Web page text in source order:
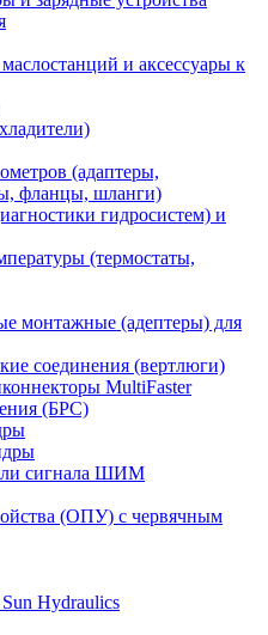
и аксессуары к
(адаптеры,
фланцы, шланги)
гидросистем) и
(термостаты,
монтажные (адептеры) для
соединения (вертлюги)
MultiFaster
(БРС)
сигнала ШИМ
(ОПУ) с червячным
Hydraulics